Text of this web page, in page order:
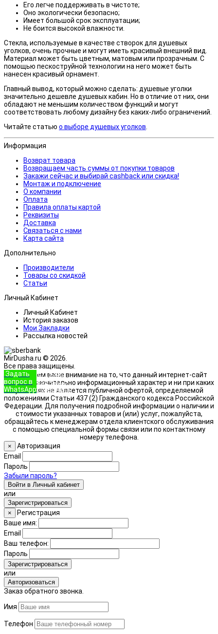
Его легче поддерживать в чистоте;
Оно экологически безопасно;
Имеет большой срок эксплуатации;
Не боится высокой влажности.
Стекла, используемые в качестве створок для душевых
уголков, очень прочные и могут иметь красивый внешний вид.
Материал может быть цветным, матовым или прозрачным. С
помощью пескоструйной технологии на него может быть
нанесен красивый орнамент.
Главный вывод, который можно сделать: душевые уголки
значительно дешевле душевых кабин. Но в отличие от них, они
обладают не меньшим количеством функций и могут
соответствовать любому дизайну без каких-либо ограничений.
Читайте статью о выборе душевых уголков
Информация
Возврат товара
Возвращаем часть суммы от покупки товаров
Закажи сейчас и выбирай cashback или скидка!
Монтаж и подключение
О компании
Оплата
Правила оплаты картой
Реквизиты
Доставка
Связаться с нами
Карта сайта
Дополнительно
Производители
Товары со скидкой
Статьи
Личный Кабинет
Личный Кабинет
История заказов
Мои Закладки
Рассылка новостей
MirDusha.ru © 2026.
Все права защищены.
Обращаем ваше внимание на то, что данный интернет-сайт
носит исключительно информационный характер и ни при каких
условиях не является публичной офертой, определяемой
положениями Статьи 437 (2) Гражданского кодекса Российской
Федерации. Для получения подробной информации о наличии и
стоимости указанных товаров и (или) услуг, пожалуйста,
обращайтесь к менеджерам отдела клиентского обслуживания
с помощью специальной формы связи или по контактному
номеру телефона.
Задать
вопрос в
WhatsApp
+7 (933)
888-8322
Позвонить
×
Авторизация
Email
Пароль
Забыли пароль?
Войти в Личный кабинет
или
Зарегистрироваться
×
Регистрация
Ваше имя:
Email
Ваш телефон:
Пароль
Зарегистрироваться
или
Авторизоваться
Заказ обратного звонка.
Имя
Телефон